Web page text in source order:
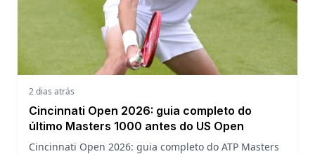
2 dias atrás
Cincinnati Open 2026: guia completo do
último Masters 1000 antes do US Open
Cincinnati Open 2026: guia completo do ATP Masters